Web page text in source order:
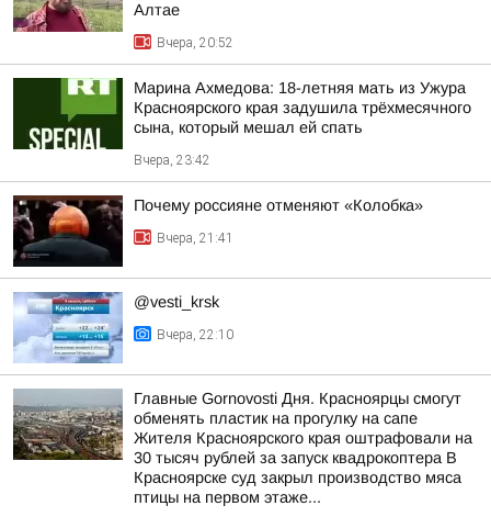
Алтае
Вчера, 20:52
Марина Ахмедова: 18-летняя мать из Ужура
Красноярского края задушила трёхмесячного
сына, который мешал ей спать
Вчера, 23:42
Почему россияне отменяют «Колобка»
Вчера, 21:41
@vesti_krsk
Вчера, 22:10
Главные Gornovosti Дня. Красноярцы смогут
обменять пластик на прогулку на сапе
Жителя Красноярского края оштрафовали на
30 тысяч рублей за запуск квадрокоптера В
Красноярске суд закрыл производство мяса
птицы на первом этаже...